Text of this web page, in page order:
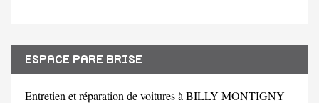
ESPACE PARE BRISE
Entretien et réparation de voitures à BILLY MONTIGNY